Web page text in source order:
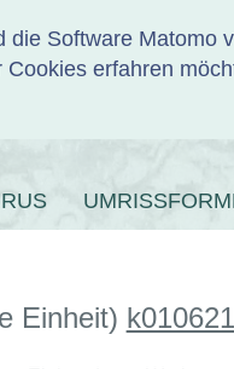
die Software Matomo
erfahren
Einheit) k010621